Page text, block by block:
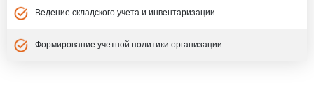
Ведение складского учета и инвентаризации
Формирование учетной политики организации